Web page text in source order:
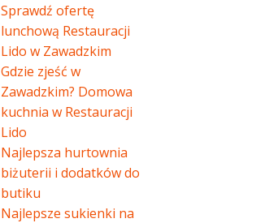
Sprawdź ofertę
lunchową Restauracji
Lido w Zawadzkim
Gdzie zjeść w
Zawadzkim? Domowa
kuchnia w Restauracji
Lido
Najlepsza hurtownia
biżuterii i dodatków do
butiku
Najlepsze sukienki na